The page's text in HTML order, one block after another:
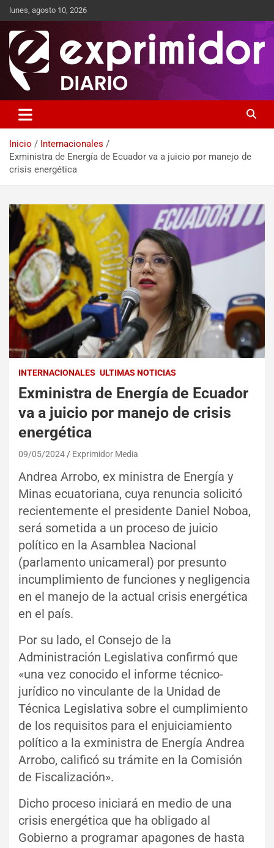
lunes, agosto 10, 2026
Exprimidor media
Inicio
Internacionales
Exministra de Energía de Ecuador va a juicio por manejo de
crisis energética
INTERNACIONALES ULTIMAS NOTICIAS
Exministra de Energía de Ecuador
va a juicio por manejo de crisis
energética
09/05/2024 Exprimidor Media
Andrea Arrobo, ex ministra de Energía y
Minas ecuatoriana, cuya renuncia solicitó
recientemente el presidente Daniel Noboa,
será sometida a un proceso de juicio
político en la Asamblea Nacional
(parlamento unicameral) por presunto
incumplimiento de funciones y negligencia
en el manejo de la actual crisis energética
en el país.
Por su lado, el Consejo de la
Administración Legislativa confirmó que
«una vez conocido el informe técnico-
jurídico no vinculante de la Unidad de
Técnica Legislativa sobre el cumplimiento
de los requisitos para el enjuiciamiento
político a la exministra de Energía Andrea
Arrobo, calificó su trámite en la Comisión
de Fiscalización».
Dicho proceso iniciará en medio de una
crisis energética que ha obligado al
Gobierno a programar apagones de hasta